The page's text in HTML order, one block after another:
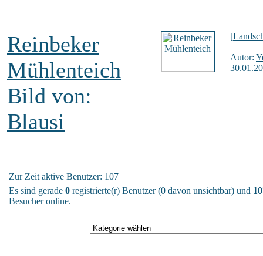
Reinbeker
Mühlenteich
Bild von:
Blausi
[
Autor:
Zur Zeit aktive Benutzer: 107
Es sind gerade 0 registrierte(r) Benutzer (0 davon unsichtbar) und
Besucher online.